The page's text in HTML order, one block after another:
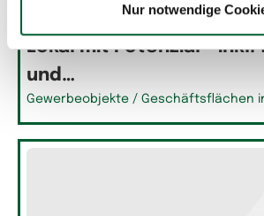
Nur notwendige
731m²
Lokal mit Potenzial - inkl.
und…
Gewerbeobjekte / Geschäftsflächen